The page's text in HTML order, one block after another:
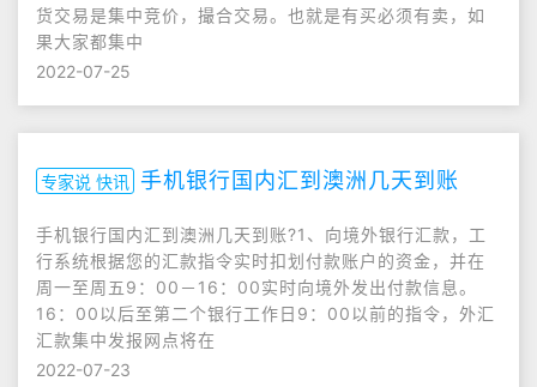
货交易是集中竞价，撮合交易。也就是有买必须有卖，如
果大家都集中
2022-07-25
专家说 快讯 手机银行国内汇到澳洲几天到账
手机银行国内汇到澳洲几天到账?1、向境外银行汇款，工
行系统根据您的汇款指令实时扣划付款账户的资金，并在
周一至周五9：00－16：00实时向境外发出付款信息。
16：00以后至第二个银行工作日9：00以前的指令，外汇
汇款集中发报网点将在
2022-07-23